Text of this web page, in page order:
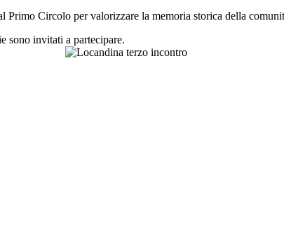
Circolo per valorizzare la memoria storica della
sono invitati a partecipare.